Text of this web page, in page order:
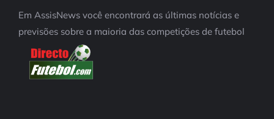
Em AssisNews você encontrará as últimas notícias e
previsões sobre a maioria das competições de futebol